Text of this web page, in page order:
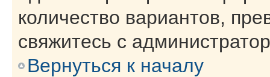
количество вариантов,
свяжитесь с
Вернуться к началу